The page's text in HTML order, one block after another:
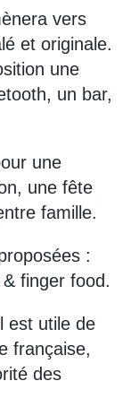
vers
et originale.
une
un bar,
une
une fête
famille.
:
finger food.
est utile de
française,
des